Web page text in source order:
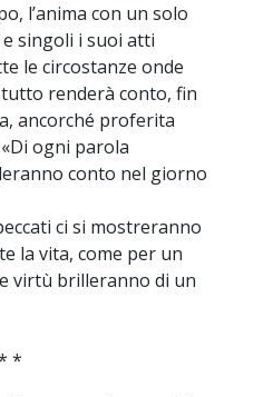
l’anima con un solo
singoli i suoi atti
le circostanze onde
renderà conto, fin
ancorché proferita
ogni parola
conto nel giorno
ci si mostreranno
la vita, come per un
virtù brilleranno di un
*